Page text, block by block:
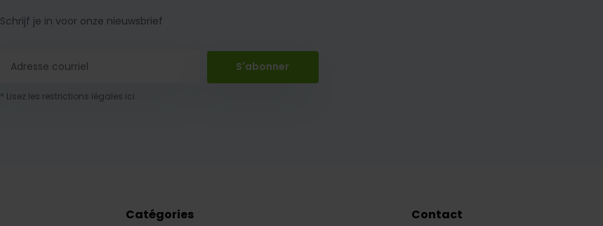
Schrijf je in voor onze nieuwsbrief
S'abonner
* Lisez les restrictions légales ici
Catégories Contact